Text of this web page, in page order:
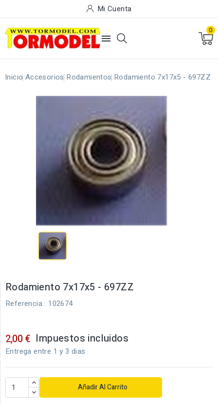
Mi Cuenta

0
Inicio Accesorios Rodamientos Rodamiento 7x17x5 - 697ZZ
Rodamiento 7x17x5 - 697ZZ
Referencia : 102674
2,00 € Impuestos incluidos
Entrega entre 1 y 3 dias
Añadir Al Carrito